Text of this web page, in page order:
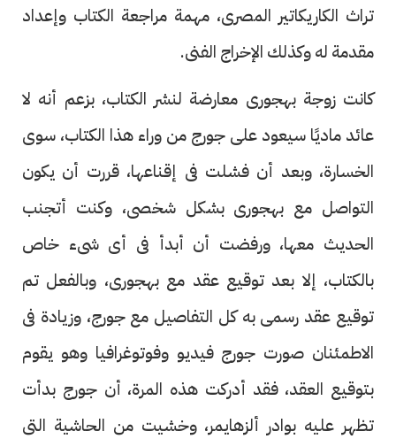
تراث الكاريكاتير المصرى، مهمة مراجعة الكتاب وإعداد
مقدمة له وكذلك الإخراج الفنى.
كانت زوجة بهجورى معارضة لنشر الكتاب، بزعم أنه لا
عائد ماديًا سيعود على جورج من وراء هذا الكتاب، سوى
الخسارة، وبعد أن فشلت فى إقناعها، قررت أن يكون
التواصل مع بهجورى بشكل شخصى، وكنت أتجنب
الحديث معها، ورفضت أن أبدأ فى أى شىء خاص
بالكتاب، إلا بعد توقيع عقد مع بهجورى، وبالفعل تم
توقيع عقد رسمى به كل التفاصيل مع جورج، وزيادة فى
الاطمئنان صورت جورج فيديو وفوتوغرافيا وهو يقوم
بتوقيع العقد، فقد أدركت هذه المرة، أن جورج بدأت
تظهر عليه بوادر ألزهايمر، وخشيت من الحاشية التى